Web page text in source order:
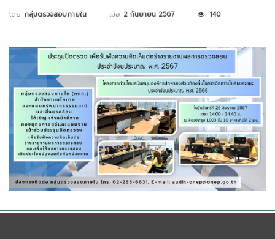
โดย กลุ่มตรวจสอบภายใน เมื่อ 2 กันยายน 2567 140